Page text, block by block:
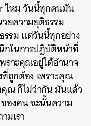
ไหม วันนี้ทุกคนมัน
ยความยุติธรรม
รม แต่วันนี้ทุกอย่าง
ในการปฏิบัติหน้าที่
ราะคุณอยู่ใต้อำนาจ
ถูกต้อง เพราะคุณ
ณ ก็ไม่ว่ากัน มันแล้ว
องคน ฉะนั้นความ
มเรา